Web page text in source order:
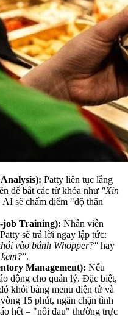
Patty liên tục lắng
để bắt các từ khóa như "Xin
AI sẽ chấm điểm "độ thân
job Training): Nhân viên
sẽ trả lời ngay lập tức:
vào bánh Whopper?" hay
.
Management): Nếu
động cho quản lý. Đặc biệt,
khỏi bảng menu điện tử và
15 phút, ngăn chặn tình
hết – "nỗi đau" thường trực